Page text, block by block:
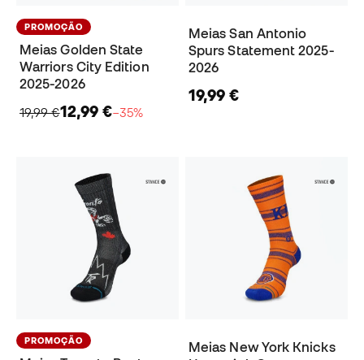
PROMOÇÃO
Meias Golden State
Warriors City Edition
2025-2026
19,99 €12,99 €−35%
Meias San Antonio
Spurs Statement 2025-
2026
19,99 €
PROMOÇÃO
Meias New York Knicks